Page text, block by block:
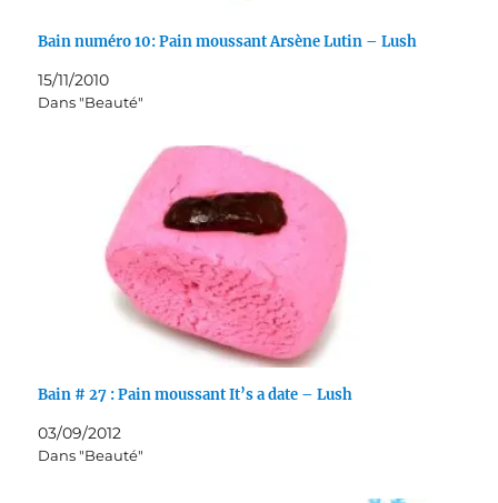
Bain numéro 10: Pain moussant Arsène Lutin – Lush
15/11/2010
Dans "Beauté"
Bain # 27 : Pain moussant It’s a date – Lush
03/09/2012
Dans "Beauté"